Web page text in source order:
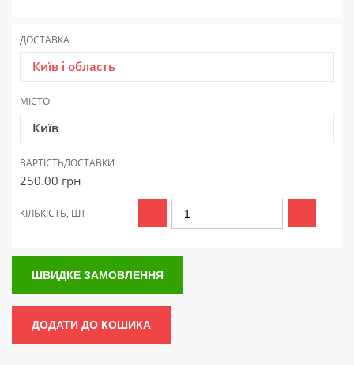
ДОСТАВКА
Київ і область
МІСТО
Київ
ВАРТІСТЬДОСТАВКИ
250.00 грн
КІЛЬКІСТЬ, ШТ
ШВИДКЕ ЗАМОВЛЕННЯ
ДОДАТИ ДО КОШИКА